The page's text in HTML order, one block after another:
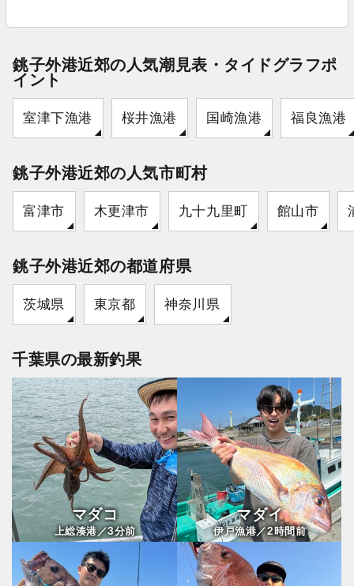
銚子外港近郊の人気潮見表・タイドグラフポ
イント
室津下漁港 桜井漁港 国崎漁港 福良漁港
銚子外港近郊の人気市町村
富津市 木更津市 九十九里町 館山市
銚子外港近郊の都道府県
茨城県 東京都 神奈川県
千葉県の最新釣果
マダコ
上総湊港／3分前
マダイ
伊戸漁港／2時間前